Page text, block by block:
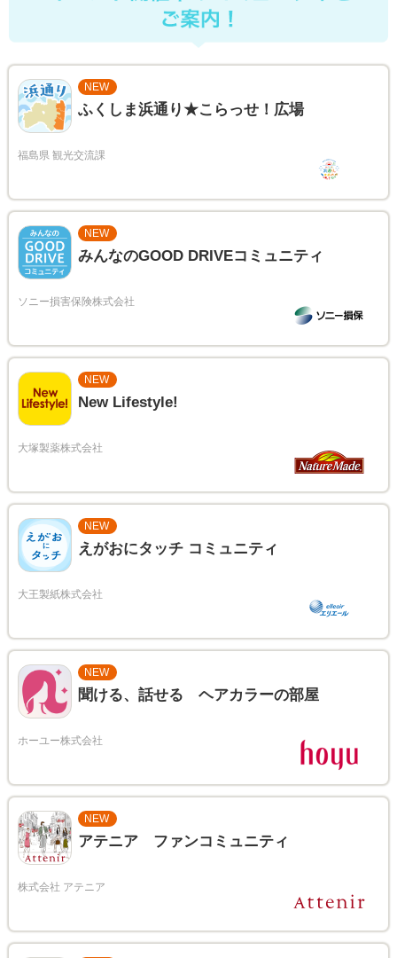
NEW
ふくしま浜通り★こらっせ！広場
NEW
みんなのGOOD DRIVEコミュニティ
NEW
New Lifestyle!
NEW
えがおにタッチ コミュニティ
NEW
聞ける、話せる ヘアカラーの部屋
NEW
アテニア ファンコミュニティ